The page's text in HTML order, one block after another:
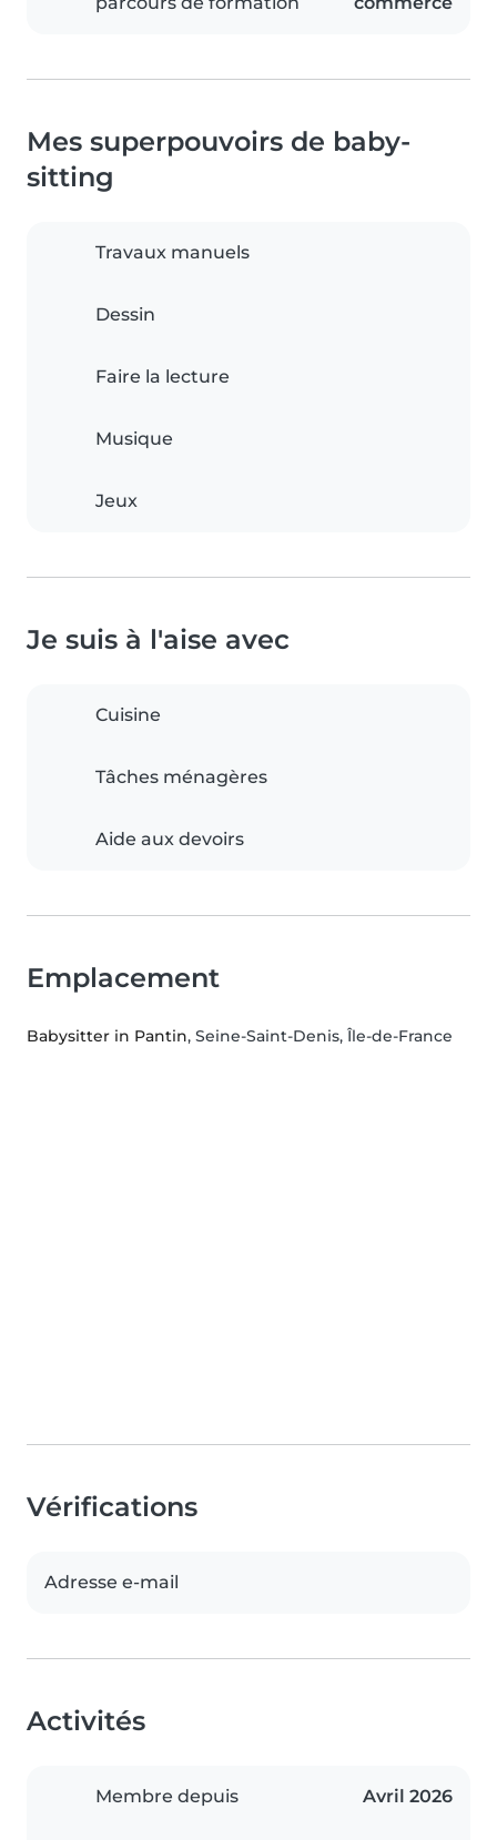
Mes superpouvoirs de baby-
sitting
Travaux manuels
Dessin
Faire la lecture
Musique
Jeux
Je suis à l'aise avec
Cuisine
Tâches ménagères
Aide aux devoirs
Emplacement
Babysitter in Pantin, Seine-Saint-Denis, Île-de-France
Vérifications
Adresse e-mail
Activités
Membre depuis Avril 2026